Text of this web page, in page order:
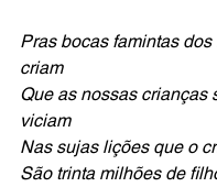
Pras bocas famintas
criam
Que as nossas crianças
viciam
Nas sujas lições que o
São trinta milhões de